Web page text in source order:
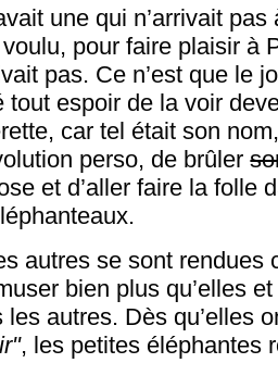
une qui n’arrivait
pour faire plaisir à
pas. Ce n’est que le
tout espoir de la voir
car tel était son
perso, de brûler
et d’aller faire la folle
autres se sont rendues
bien plus qu’elles
les autres. Dès qu’elles
, les petites éléphantes